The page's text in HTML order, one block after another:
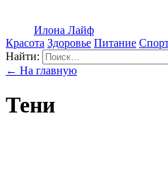
Илона Лайф
Красота Здоровье Питание
Найти:
← На главную
Тени